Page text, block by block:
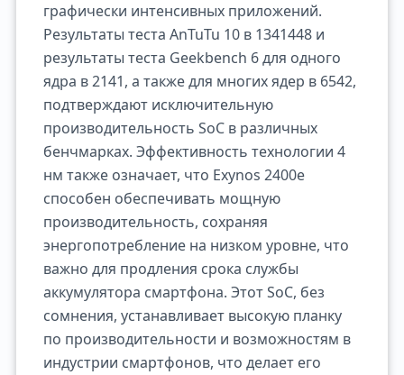
графически интенсивных приложений.
Результаты теста AnTuTu 10 в 1341448 и
результаты теста Geekbench 6 для одного
ядра в 2141, а также для многих ядер в 6542,
подтверждают исключительную
производительность SoC в различных
бенчмарках. Эффективность технологии 4
нм также означает, что Exynos 2400e
способен обеспечивать мощную
производительность, сохраняя
энергопотребление на низком уровне, что
важно для продления срока службы
аккумулятора смартфона. Этот SoC, без
сомнения, устанавливает высокую планку
по производительности и возможностям в
индустрии смартфонов, что делает его